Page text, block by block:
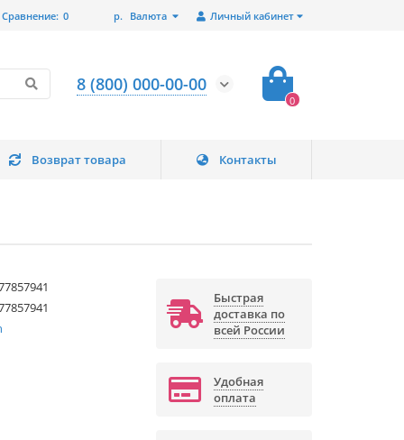
Личный кабинет
р. Валюта
Сравнение: 0
8 (800) 000-00-00
0
Возврат товара Контакты
Быстрая
доставка по
всей России
Удобная
оплата